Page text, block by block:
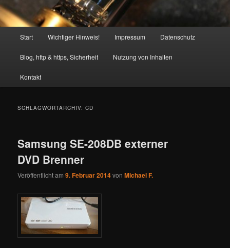
Start Wichtiger Hinweis! Impressum Datenschutz
Blog, http & https, Sicherheit Nutzung von Inhalten
Kontakt
SCHLAGWORTARCHIV:CD
Samsung SE-208DB externer
DVD Brenner
Veröffentlicht am9. Februar 2014vonMichael F.